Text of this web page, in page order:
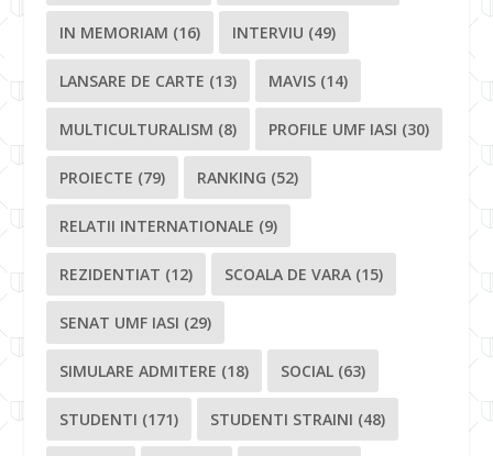
IN MEMORIAM (16) INTERVIU (49)
LANSARE DE CARTE (13) MAVIS (14)
MULTICULTURALISM (8) PROFILE UMF IASI (30)
PROIECTE (79) RANKING (52)
RELATII INTERNATIONALE (9)
REZIDENTIAT (12) SCOALA DE VARA (15)
SENAT UMF IASI (29)
SIMULARE ADMITERE (18) SOCIAL (63)
STUDENTI (171) STUDENTI STRAINI (48)